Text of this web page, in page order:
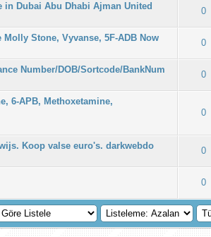
in Dubai Abu Dhabi Ajman United 0
Stone, Vyvanse, 5F-ADB Now 0
Number/DOB/Sortcode/BankNum 0
6-APB, Methoxetamine,
0
Koop valse euro's. darkwebdo 0
0